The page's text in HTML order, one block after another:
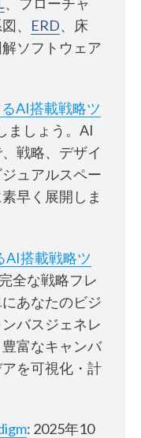
、 ERD、床
ソフトウェア
AI搭載戦略ツ
ましょう。AI
戦略、デザイ
ュアルスペー
早く展開しま
AI搭載戦略ツ
全な戦略フレ
あなたのビジ
バスジェネレ
富なキャンバ
を可視化・計
: 2025年10